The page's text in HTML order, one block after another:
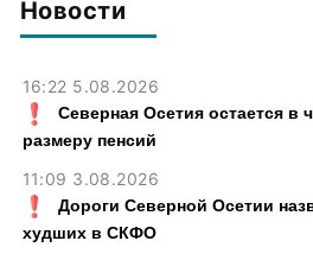
Новости
16:22 5.08.2026
Северная Осетия остается в
размеру пенсий
11:09 3.08.2026
Дороги Северной Осетии
худших в СКФО